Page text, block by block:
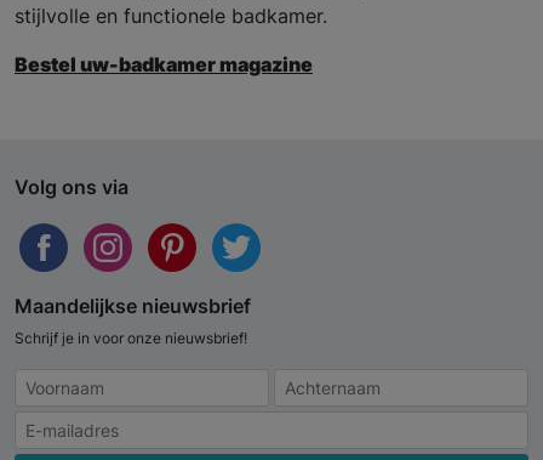
stijlvolle en functionele badkamer.
Bestel uw-badkamer magazine
Volg ons via
Maandelijkse nieuwsbrief
Schrijf je in voor onze nieuwsbrief!